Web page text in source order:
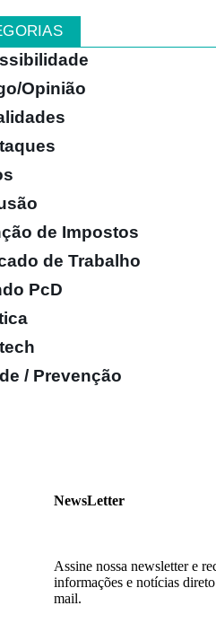
Opinião
de Impostos
de Trabalho
PcD
/ Prevenção
NewsLetter
Assine nossa newsletter e
informações e notícias
mail.